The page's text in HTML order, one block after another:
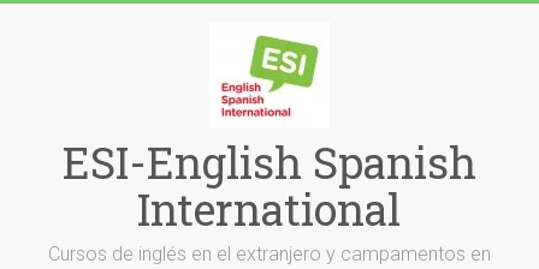
ESI-English Spanish
International
Cursos de inglés en el extranjero y campamentos en